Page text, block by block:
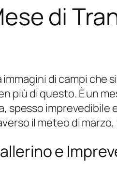
di
di campi che
più di questo. È un
spesso
il meteo di
e